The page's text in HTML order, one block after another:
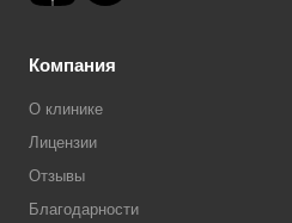
Компания
О клинике
Лицензии
Отзывы
Благодарности